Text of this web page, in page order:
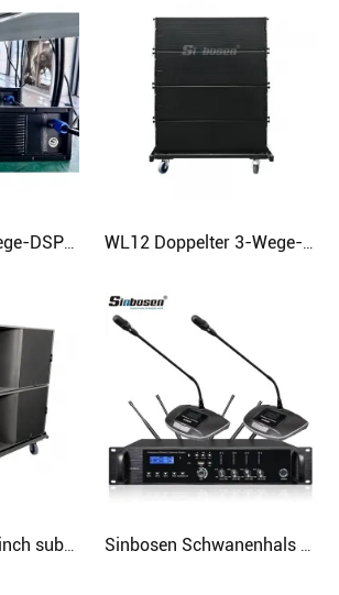
Integriertes 2-Wege-DSP-Verstärkermodul der Klasse D WL12 Doppelter 3-Wege-12-Zoll-Hochleistungs-Line-Array-Lautsprecher